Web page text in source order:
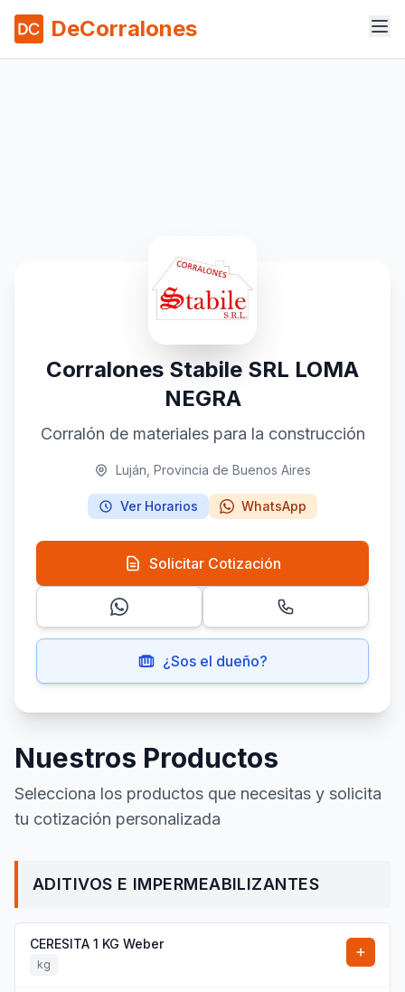
DeCorralones
Corralones Stabile SRL LOMA
NEGRA
Corralón de materiales para la construcción
Luján, Provincia de Buenos Aires
Ver Horarios WhatsApp
Solicitar Cotización
¿Sos el dueño?
Nuestros Productos
Selecciona los productos que necesitas y solicita
tu cotización personalizada
ADITIVOS E IMPERMEABILIZANTES
CERESITA 1 KG Weber
kg